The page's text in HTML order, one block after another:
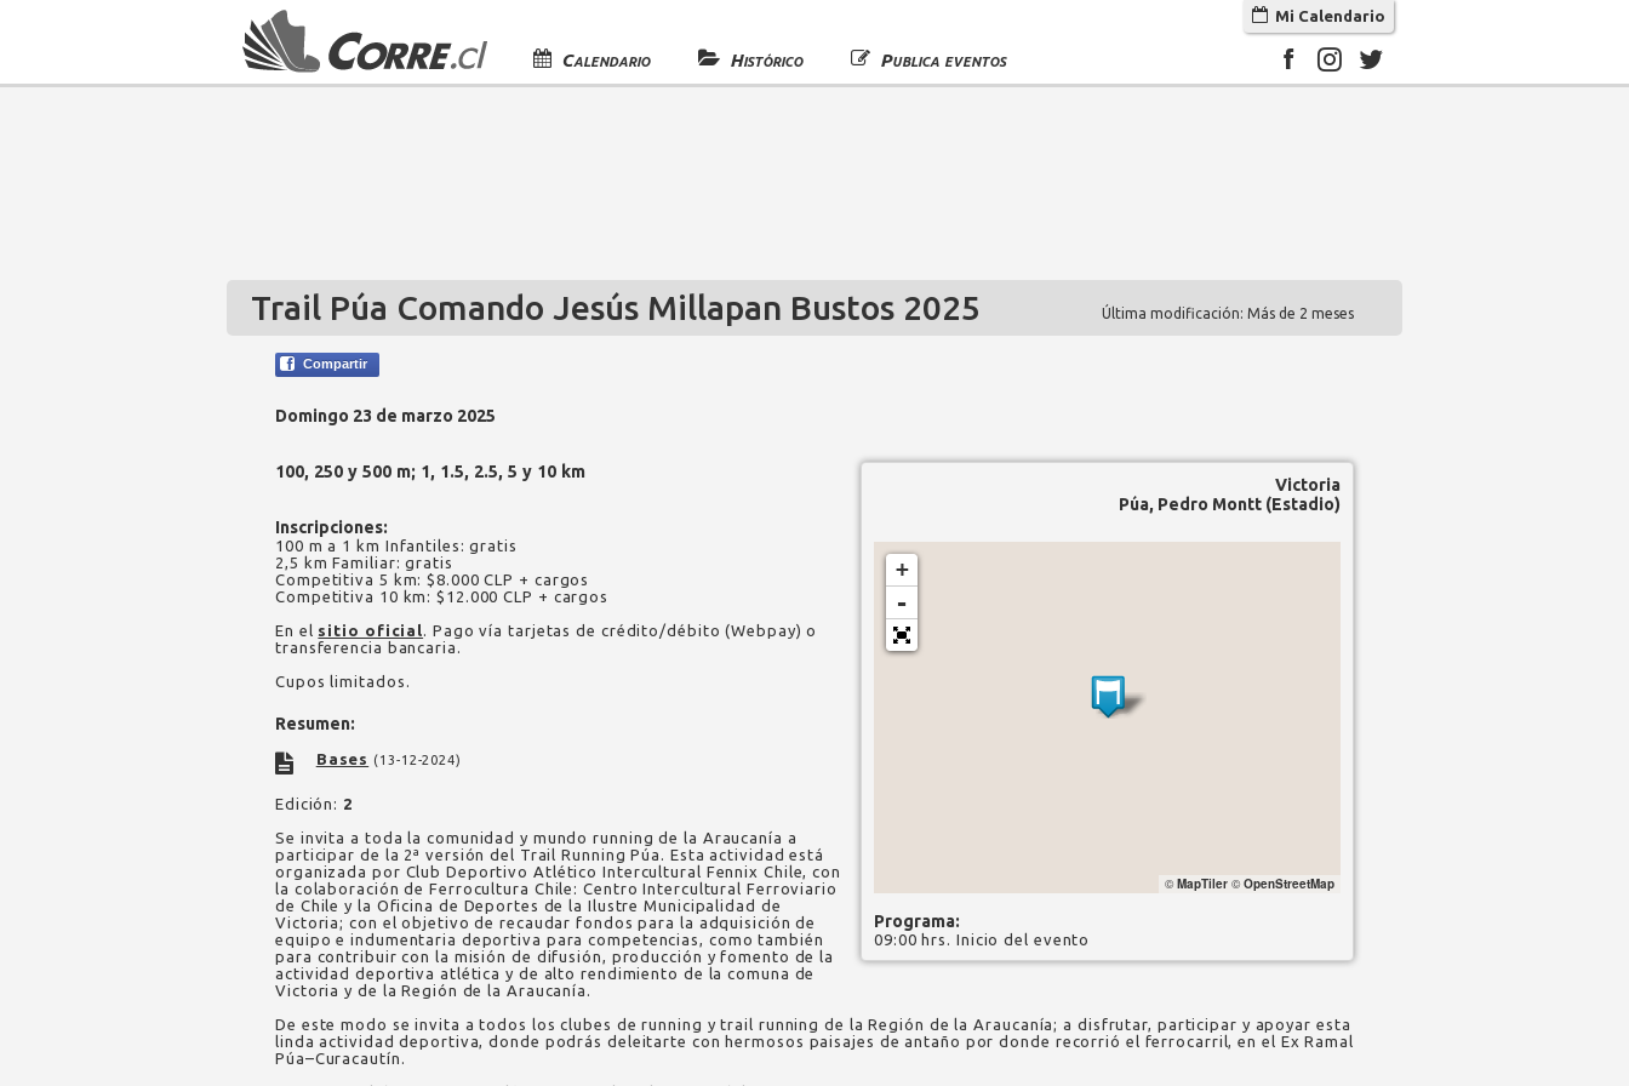
Mi Calendario
Calendario Histórico Publica eventos
Trail Púa Comando Jesús Millapan Bustos 2025
Compartir
Última modificación: Más de 2 meses
Domingo 23 de marzo 2025
Victoria
Púa, Pedro Montt (Estadio)
+
-
© MapTiler © OpenStreetMap
Programa:
09:00 hrs. Inicio del evento
100, 250 y 500 m; 1, 1.5, 2.5, 5 y 10 km
Inscripciones:
100 m a 1 km Infantiles: gratis
2,5 km Familiar: gratis
Competitiva 5 km: $8.000 CLP + cargos
Competitiva 10 km: $12.000 CLP + cargos
En el sitio oficial. Pago vía tarjetas de crédito/débito (Webpay) o
transferencia bancaria.
Cupos limitados.
Resumen:
Bases (13-12-2024)
Edición: 2
Se invita a toda la comunidad y mundo running de la Araucanía a
participar de la 2ª versión del Trail Running Púa. Esta actividad está
organizada por Club Deportivo Atlético Intercultural Fennix Chile, con
la colaboración de Ferrocultura Chile: Centro Intercultural Ferroviario
de Chile y la Oficina de Deportes de la Ilustre Municipalidad de
Victoria; con el objetivo de recaudar fondos para la adquisición de
equipo e indumentaria deportiva para competencias, como también
para contribuir con la misión de difusión, producción y fomento de la
actividad deportiva atlética y de alto rendimiento de la comuna de
Victoria y de la Región de la Araucanía.
De este modo se invita a todos los clubes de running y trail running de la Región de la Araucanía; a disfrutar, participar y apoyar esta
linda actividad deportiva, donde podrás deleitarte con hermosos paisajes de antaño por donde recorrió el ferrocarril, en el Ex Ramal
Púa–Curacautín.